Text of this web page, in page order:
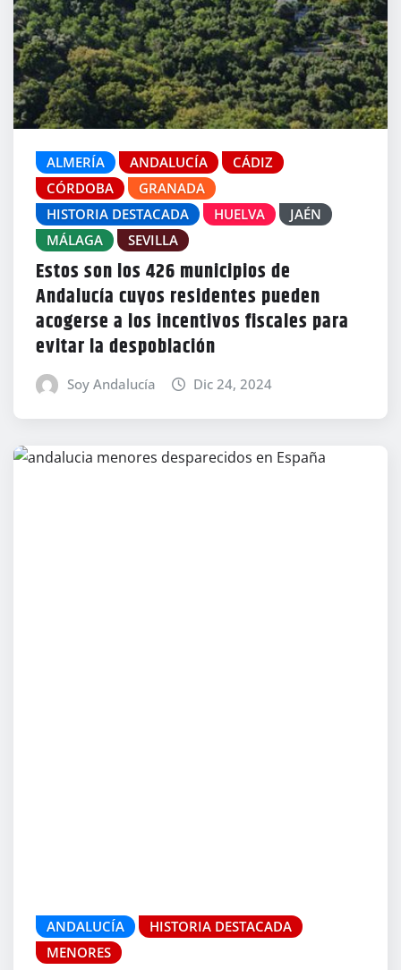
ALMERÍA ANDALUCÍA
CÁDIZ
CÓRDOBA
GRANADA
HISTORIA DESTACADA
HUELVA
JAÉN
MÁLAGA
SEVILLA
Estos son los 426 municipios de
Andalucía cuyos residentes pueden
acogerse a los incentivos fiscales para
evitar la despoblación
Soy Andalucía Dic 24, 2024
ANDALUCÍA
HISTORIA DESTACADA
MENORES